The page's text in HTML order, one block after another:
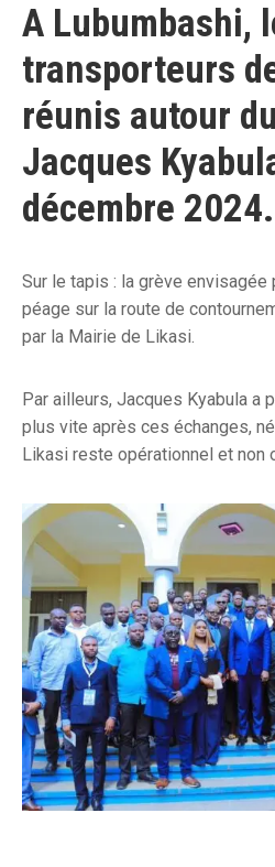
A Lubumbashi,
transporteurs
réunis autour
Jacques
décembre 2024.
Sur le tapis : la grève
péage sur la route de
par la Mairie de Likasi.
Par ailleurs, Jacques Kyabula a
plus vite après ces échanges,
Likasi reste opérationnel et non